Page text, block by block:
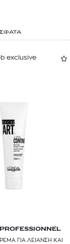
exclusive
ΓΙΑ ΛΕΙΑΝΣΗ ΚΑΙ